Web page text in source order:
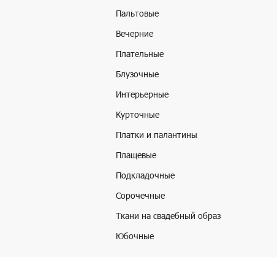
Пальтовые
Вечерние
Плательные
Блузочные
Интерьерные
Курточные
Платки и палантины
Плащевые
Подкладочные
Сорочечные
Ткани на свадебный образ
Юбочные